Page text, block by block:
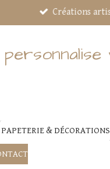
Créations
PAPETERIE & DÉCORATIONS